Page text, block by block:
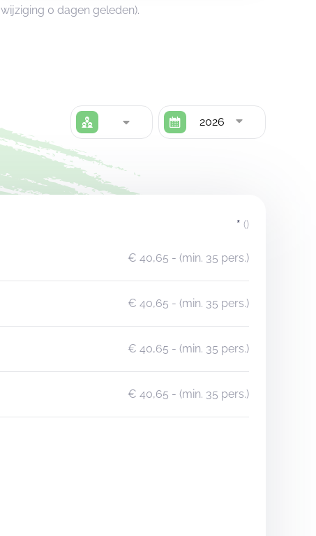
wijziging 0 dagen geleden).
2026
* ()
€ 40,65 - (min. 35 pers.)
€ 40,65 - (min. 35 pers.)
€ 40,65 - (min. 35 pers.)
€ 40,65 - (min. 35 pers.)